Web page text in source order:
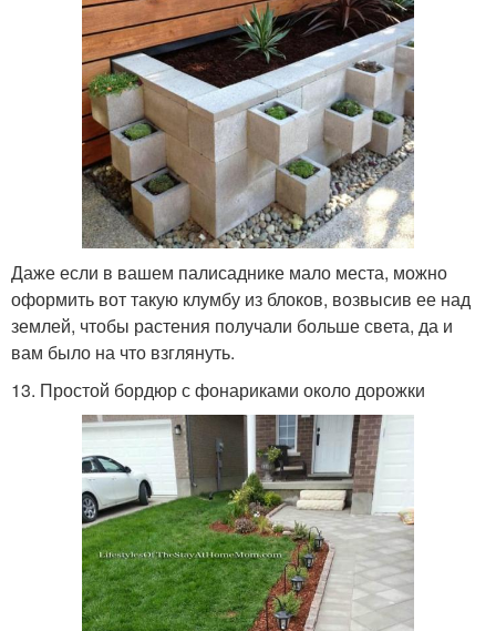
Даже если в вашем палисаднике мало места, можно
оформить вот такую клумбу из блоков, возвысив ее над
землей, чтобы растения получали больше света, да и
вам было на что взглянуть.
13. Простой бордюр с фонариками около дорожки